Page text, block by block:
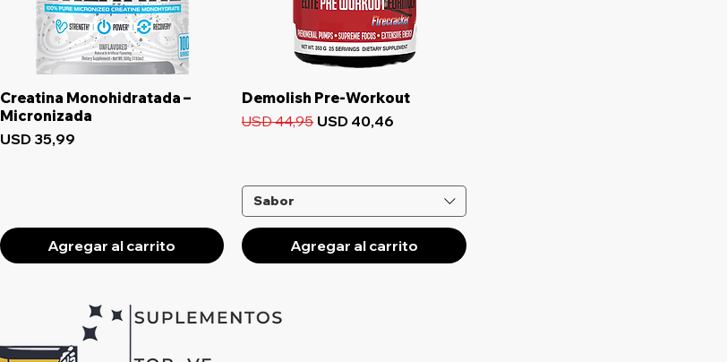
Vista rápida
Creatina Monohidratada –
Micronizada
Precio
USD 35,99
Agregar al carrito
Vista rápida
Demolish Pre-Workout
Precio
USD 44,95 Precio de oferta
USD 40,46
Sabor
Agregar al carrito